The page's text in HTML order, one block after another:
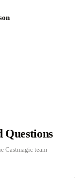
Questions
Castmagic team